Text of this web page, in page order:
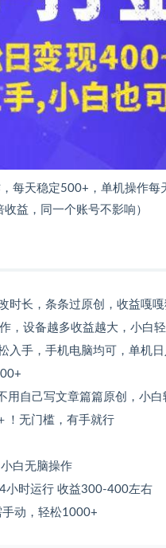
每天稳定500+，单机操作
益，同一个账号不影响）
时长，条条过原创，收益嘎嘎
，设备越多收益越大，小白
入手，手机电脑均可，单机
自己写文章篇篇原创，小
！无门槛，有手就行
白无脑操作
小时运行 收益300-400左右
动，轻松1000+